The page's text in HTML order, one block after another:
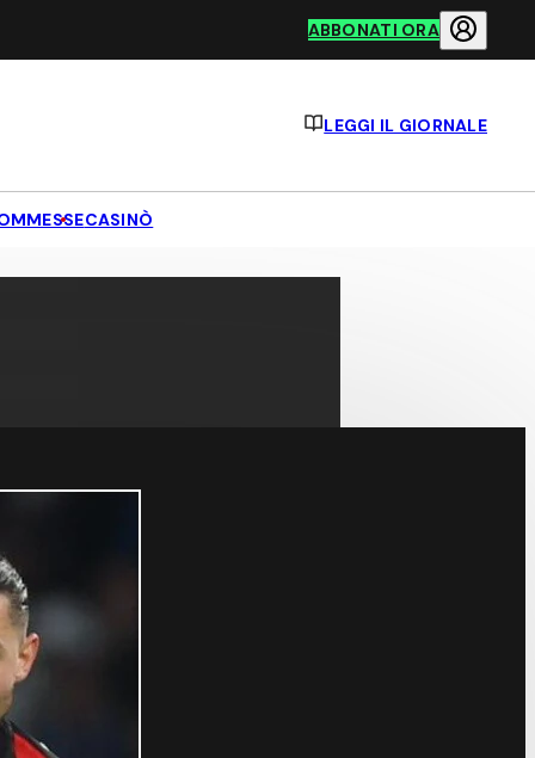
ABBONATI ORA
LEGGI IL GIORNALE
CASINÒ